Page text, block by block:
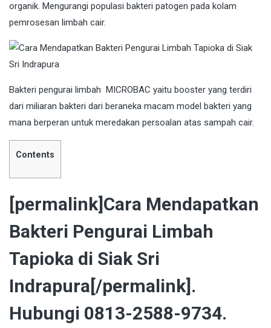
organik. Mengurangi populasi bakteri patogen pada kolam
pemrosesan limbah cair.
Bakteri pengurai limbah MICROBAC yaitu booster yang terdiri
dari miliaran bakteri dari beraneka macam model bakteri yang
mana berperan untuk meredakan persoalan atas sampah cair.
Contents
[permalink]Cara Mendapatkan
Bakteri Pengurai Limbah
Tapioka di Siak Sri
Indrapura[/permalink].
Hubungi 0813-2588-9734.